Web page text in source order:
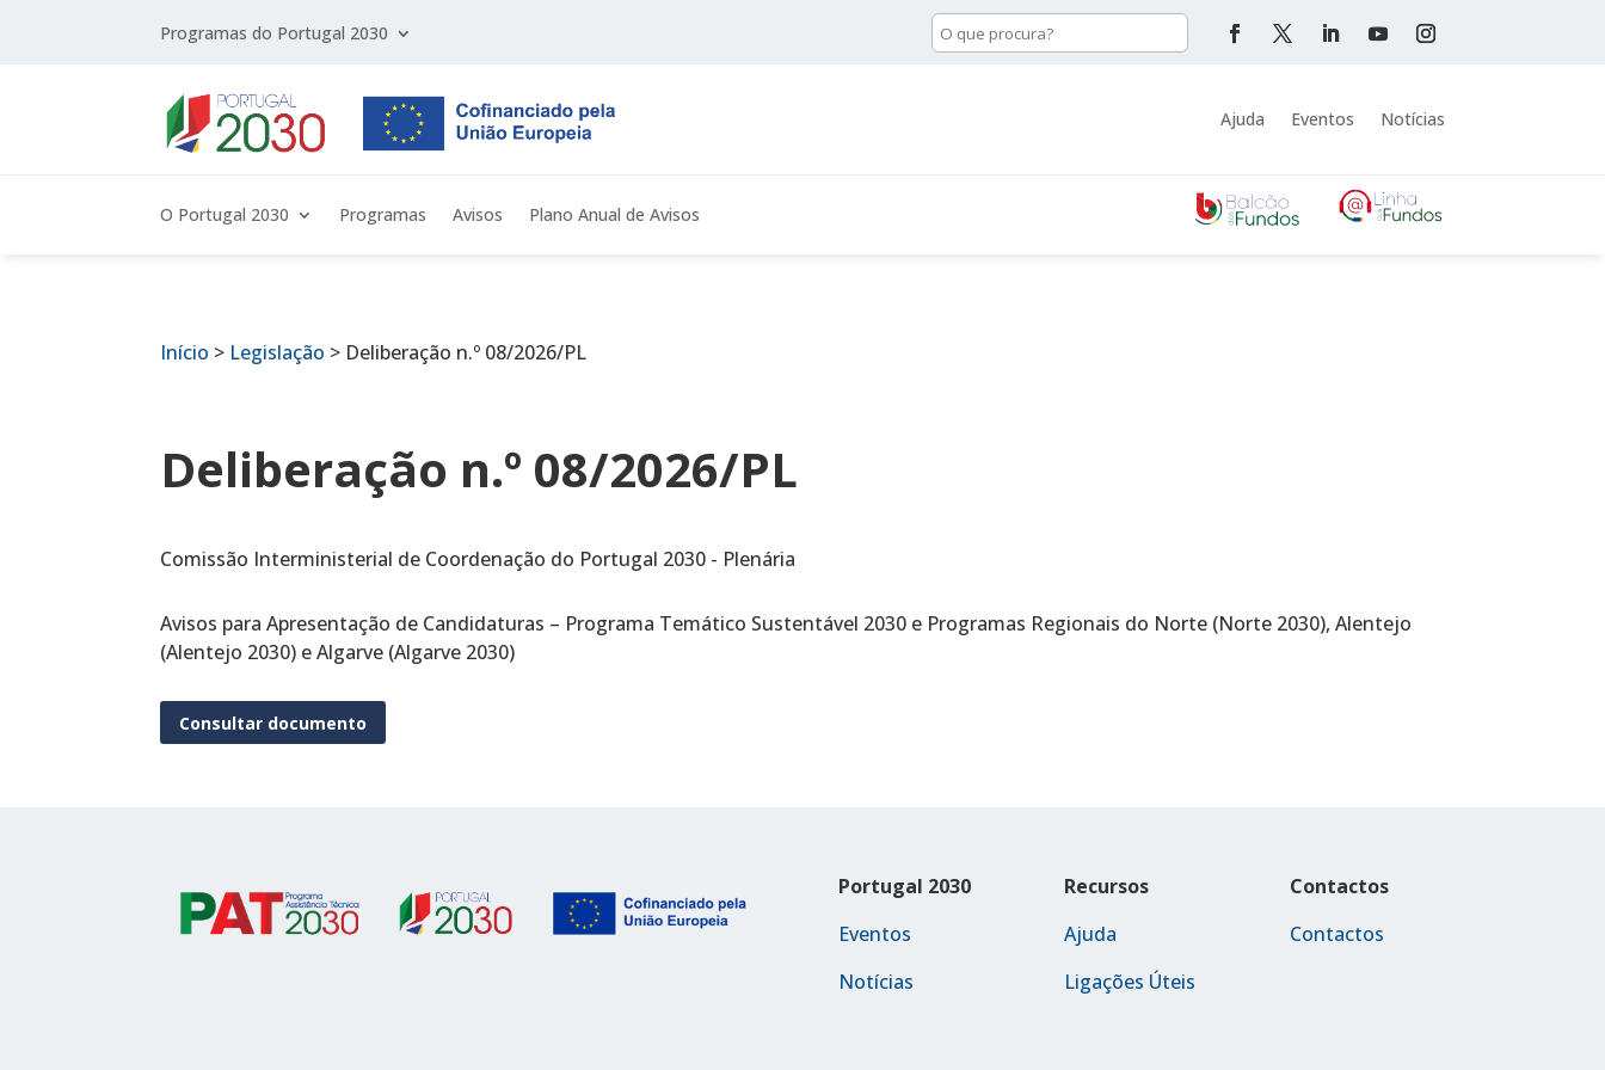
Programas do Portugal 2030
Pesquisa
de
Ajuda Eventos Notícias
O Portugal 2030 Programas Avisos Plano Anual de Avisos
Início > Legislação > Deliberação n.º 08/2026/PL
Deliberação n.º 08/2026/PL
Comissão Interministerial de Coordenação do Portugal 2030 - Plenária
Avisos para Apresentação de Candidaturas – Programa Temático Sustentável 2030 e Programas Regionais do Norte (Norte 2030), Alentejo
(Alentejo 2030) e Algarve (Algarve 2030)
Consultar documento
Portugal 2030
Eventos
Notícias
Recursos
Ajuda
Ligações Úteis
Contactos
Contactos